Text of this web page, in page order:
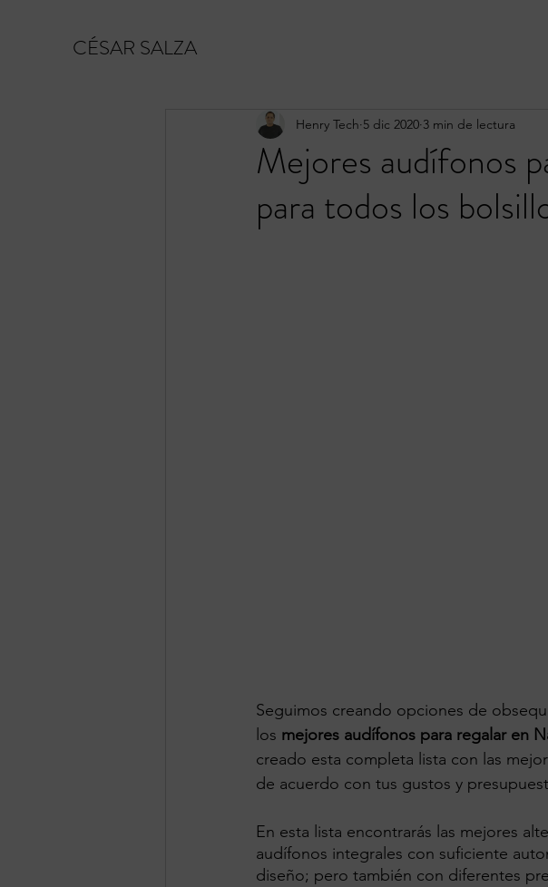
CÉSAR SALZA
Mejores audífonos
para todos los
Henry Tech 5 dic 2020 3 min de lectura
Seguimos creando opciones de
los mejores audífonos para regalar en
creado esta completa lista con las
de acuerdo con tus gustos y
En esta lista encontrarás las mejores
audífonos integrales con suficiente
diseño; pero también con diferentes